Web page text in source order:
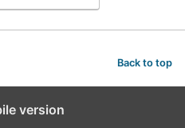
Back to top
version